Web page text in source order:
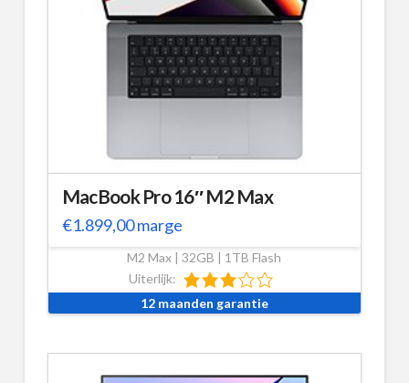
MacBook Pro 16″ M2 Max
€1.899,00marge
M2 Max | 32GB | 1TB Flash
Uiterlijk:
12 maanden garantie